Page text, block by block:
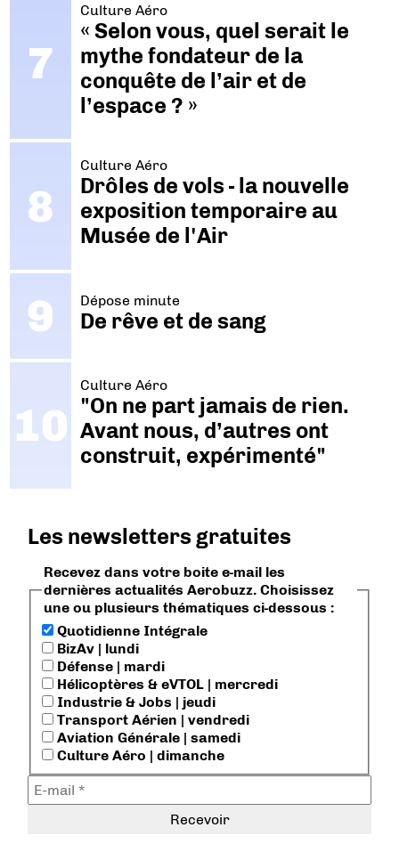
Culture Aéro
« Selon vous, quel serait le
mythe fondateur de la
conquête de l’air et de
l’espace ? »
Culture Aéro
Drôles de vols - la nouvelle
exposition temporaire au
Musée de l'Air
Dépose minute
De rêve et de sang
Culture Aéro
"On ne part jamais de rien.
Avant nous, d’autres ont
construit, expérimenté"
Les newsletters gratuites
Recevez dans votre boite e-mail les
dernières actualités Aerobuzz. Choisissez
une ou plusieurs thématiques ci-dessous :
Quotidienne Intégrale
BizAv | lundi
Défense | mardi
Hélicoptères & eVTOL | mercredi
Industrie & Jobs | jeudi
Transport Aérien | vendredi
Aviation Générale | samedi
Culture Aéro | dimanche